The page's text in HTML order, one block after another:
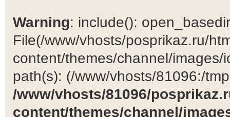
Warning: include():
File(/www/vhosts/posprikaz.ru/
content/themes/channel/
path(s): (/www/vhosts/81096:/
/www/vhosts/81096/
content/themes/channel/